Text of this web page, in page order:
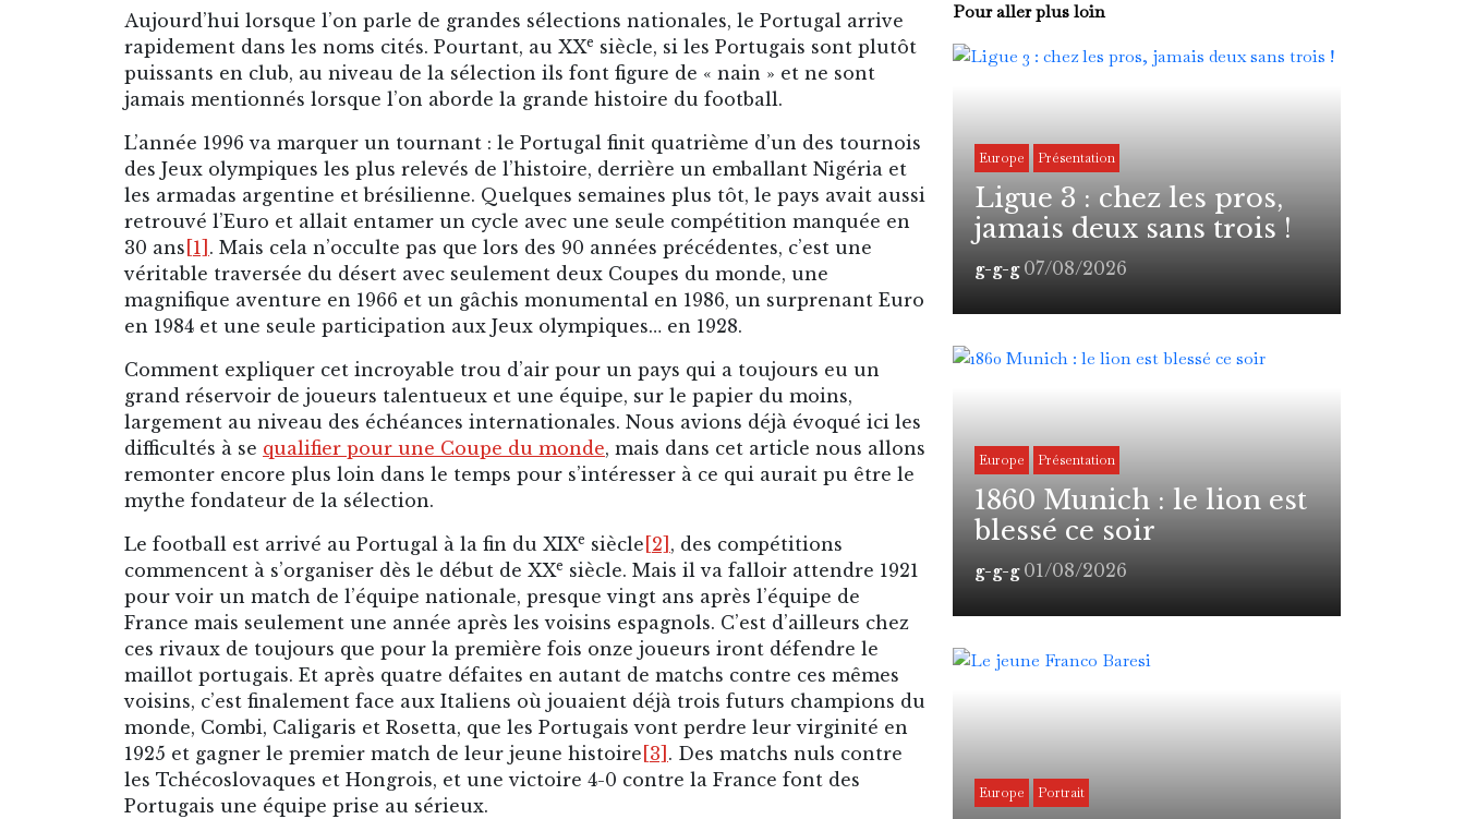
Aujourd’hui lorsque l’on parle de grandes sélections nationales, le Portugal arrive
rapidement dans les noms cités. Pourtant, au XXe siècle, si les Portugais sont plutôt
puissants en club, au niveau de la sélection ils font figure de « nain » et ne sont
jamais mentionnés lorsque l’on aborde la grande histoire du football.
L’année 1996 va marquer un tournant : le Portugal finit quatrième d’un des tournois
des Jeux olympiques les plus relevés de l’histoire, derrière un emballant Nigéria et
les armadas argentine et brésilienne. Quelques semaines plus tôt, le pays avait aussi
retrouvé l’Euro et allait entamer un cycle avec une seule compétition manquée en
30 ans [1] . Mais cela n’occulte pas que lors des 90 années précédentes, c’est une
véritable traversée du désert avec seulement deux Coupes du monde, une
magnifique aventure en 1966 et un gâchis monumental en 1986, un surprenant Euro
en 1984 et une seule participation aux Jeux olympiques… en 1928.
Comment expliquer cet incroyable trou d’air pour un pays qui a toujours eu un
grand réservoir de joueurs talentueux et une équipe, sur le papier du moins,
largement au niveau des échéances internationales. Nous avions déjà évoqué ici les
difficultés à se qualifier pour une Coupe du monde, mais dans cet article nous allons
remonter encore plus loin dans le temps pour s’intéresser à ce qui aurait pu être le
mythe fondateur de la sélection.
Le football est arrivé au Portugal à la fin du XIXe siècle [2] , des compétitions
commencent à s’organiser dès le début de XXe siècle. Mais il va falloir attendre 1921
pour voir un match de l’équipe nationale, presque vingt ans après l’équipe de
France mais seulement une année après les voisins espagnols. C’est d’ailleurs chez
ces rivaux de toujours que pour la première fois onze joueurs iront défendre le
maillot portugais. Et après quatre défaites en autant de matchs contre ces mêmes
voisins, c’est finalement face aux Italiens où jouaient déjà trois futurs champions du
monde, Combi, Caligaris et Rosetta, que les Portugais vont perdre leur virginité en
1925 et gagner le premier match de leur jeune histoire [3] . Des matchs nuls contre
les Tchécoslovaques et Hongrois, et une victoire 4-0 contre la France font des
Portugais une équipe prise au sérieux.
Pour aller plus loin
Europe Présentation
Ligue 3 : chez les pros,
jamais deux sans trois !
g-g-g 07/08/2026
Europe Présentation
1860 Munich : le lion est
blessé ce soir
g-g-g 01/08/2026
Europe Portrait